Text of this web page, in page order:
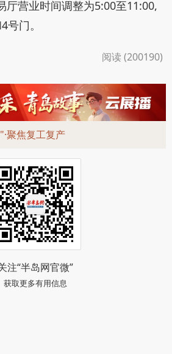
厅营业时间调整为5:00至11:00,
门。
阅读 (200190)
聚焦复工复产
注“半岛网官微”
获取更多有用信息